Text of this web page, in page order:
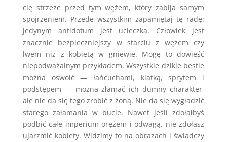
cię strzeże przed tym wężem, który zabija samym
spojrzeniem. Przede wszystkim zapamiętaj tę radę:
jedynym antidotum jest ucieczka. Człowiek jest
znacznie bezpieczniejszy w starciu z wężem czy
lwem niż z kobietą w gniewie. Mogę to dowieść
niepodważalnym przykładem. Wszystkie dzikie bestie
można oswoić — łańcuchami, klatką, sprytem i
podstępem — można złamać ich dumny charakter,
ale nie da się tego zrobić z żoną. Nie da się wygładzić
starego załamania w bucie. Nawet jeśli zdołałbyś
podbić całe imperium orężem i odwagą, nie zdołasz
ujarzmić kobiety. Widzimy to na obrazach i świadczy